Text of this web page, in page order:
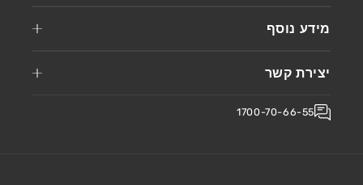
מידע נוסף
יצירת קשר
1700-70-66-55